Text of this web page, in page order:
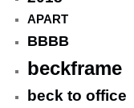
APART
BBBB
beckframe
beck to office